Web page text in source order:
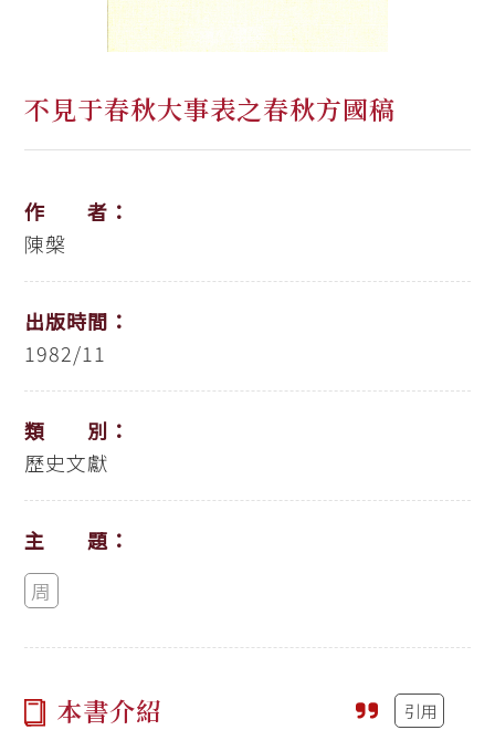
不見于春秋大事表之春秋方國稿
作 者：
陳槃
出版時間：
1982/11
類 別：
歷史文獻
主 題：
周
本書介紹 引用